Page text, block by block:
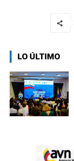
LO ÚLTIMO